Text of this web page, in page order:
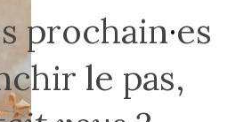
prochain·es
le pas,